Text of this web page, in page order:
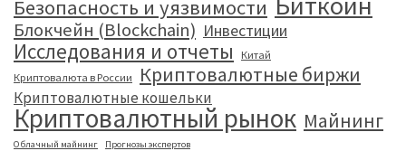
Безопасность и уязвимости
Блокчейн (Blockchain) Инвестиции
Исследования и отчеты
Китай
Криптовалюта в России
Криптовалютные биржи
Криптовалютные кошельки
Криптовалютный рынок Майнинг
Облачный майнинг Прогнозы экспертов